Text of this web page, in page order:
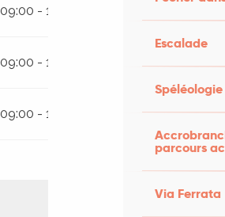
Escalade
Spéléologie
parcours
Via Ferrata
09:00 - 12:00
09:00 - 12:00
09:00 - 12:00 14:00 - 18:00